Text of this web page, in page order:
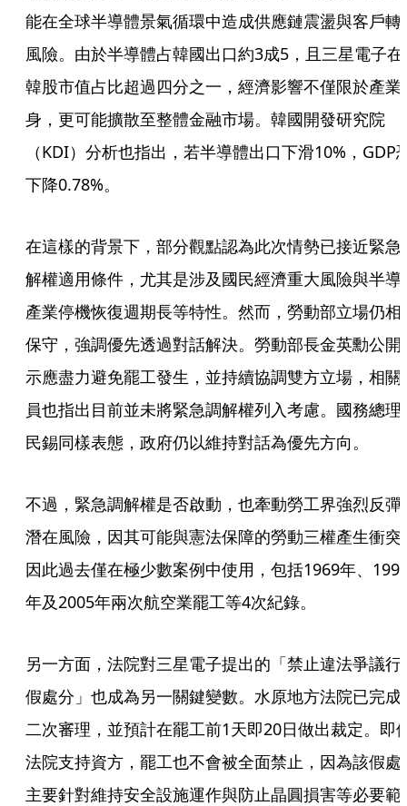
能在全球半導體景氣循環中造成供應鏈震盪與客戶轉
風險。由於半導體占韓國出口約3成5，且三星電子在
韓股市值占比超過四分之一，經濟影響不僅限於產業
身，更可能擴散至整體金融市場。韓國開發研究院
（KDI）分析也指出，若半導體出口下滑10%，GDP
下降0.78%。
在這樣的背景下，部分觀點認為此次情勢已接近緊急
解權適用條件，尤其是涉及國民經濟重大風險與半導
產業停機恢復週期長等特性。然而，勞動部立場仍相
保守，強調優先透過對話解決。勞動部長金英勳公開
示應盡力避免罷工發生，並持續協調雙方立場，相關
員也指出目前並未將緊急調解權列入考慮。國務總理
民錫同樣表態，政府仍以維持對話為優先方向。
不過，緊急調解權是否啟動，也牽動勞工界強烈反彈
潛在風險，因其可能與憲法保障的勞動三權產生衝突
因此過去僅在極少數案例中使用，包括1969年、
年及2005年兩次航空業罷工等4次紀錄。
另一方面，法院對三星電子提出的「禁止違法爭議行
假處分」也成為另一關鍵變數。水原地方法院已完成
二次審理，並預計在罷工前1天即20日做出裁定。即
法院支持資方，罷工也不會被全面禁止，因為該假處
主要針對維持安全設施運作與防止晶圓損害等必要範